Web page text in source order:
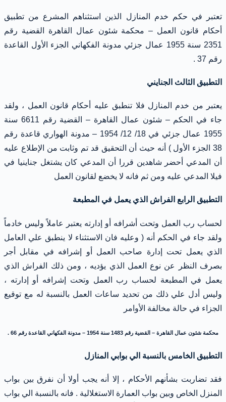
تعتبر في حكم خدم المنازل الذين استثناهم المشرع من تطبيق
أحكام قانون العمل – محكمة شئون عمال القاهرة القضية رقم
2351 سنة 1955 عمال جزئي مدونة الفكهاني الجزء الأول القاعدة
رقم 37 .
التطبيق الثالث الجنايني
يعتبر من خدم المنازل فلا تنطبق عليه أحكام قانون العمل ، ولقد
جاء في الحكم – شئون عمال القاهرة – القضية رقم 6611 سنة
1955 عمال جزئي في 18/ 12/ 1954 – مدونة الهواري قاعدة رقم
38 الجزء الأول ) أنه حيث أن التحقيق قد تم وثابت من الإطلاع عليه
أن المدعي أحضر شاهدين قررا أن المدعي كان يشتغل جناينيا في
فيلا المدعي عليه ومن ثم فانه لا يخضع لقانون العمل
التطبيق الرابع الفراش الذي يعمل في المطبعة
لحساب رب العمل وتحت أشرافه أو إدارته يعتبر عاملاً وليس خادماً
ولقد جاء في الحكم أنه ( وعليه فان الاستثناء لا ينطبق علي العامل
الذي يعمل تحت إدارة صاحب العمل أو إشرافه في مقابل أجر
بصرف النظر عن نوع العمل الذي يؤديه ، ومن ذلك الفراش الذي
يعمل في المطبعة لحساب رب العمل وتحت إشرافه أو إدارته ،
وليس أدل علي ذلك من تحديد ساعات العمل بالنسبة له مع توقيع
الجزاء في حالة مخالفة الأوامر
محكمة شئون عمال القاهرة – القضية رقم 1483 سنة 1954 – مدونة الفكهاني القاعدة رقم 66 .
التطبيق الخامس بالنسبة الي بوابي المنازل
فقد تضاربت بشأنهم الأحكام ، إلا أنه يجب أولا أن نفرق بين بواب
المنزل الخاص وبين بواب العمارة الاستغلالية . فانه بالنسبة الي بواب